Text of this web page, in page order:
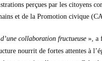
perçues par les citoyens
et de la Promotion civique
collaboration fructueuse », a
nourrit de fortes attentes à